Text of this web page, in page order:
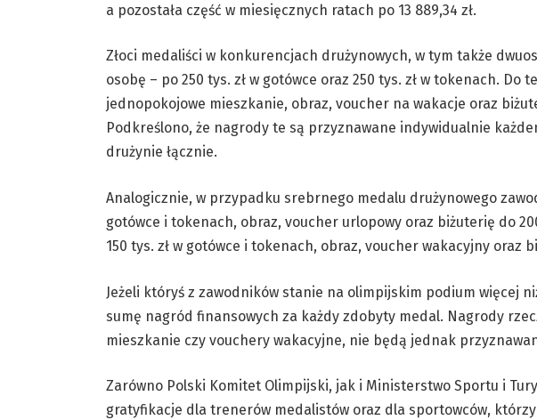
a pozostała część w miesięcznych ratach po 13 889,34 zł.
Złoci medaliści w konkurencjach drużynowych, w tym także
osobę – po 250 tys. zł w gotówce oraz 250 tys. zł w tokenach. Do
jednopokojowe mieszkanie, obraz, voucher na wakacje oraz
Podkreślono, że nagrody te są przyznawane indywidualnie
drużynie łącznie.
Analogicznie, w przypadku srebrnego medalu drużynowego
gotówce i tokenach, obraz, voucher urlopowy oraz biżuterię do
150 tys. zł w gotówce i tokenach, obraz, voucher wakacyjny oraz
Jeżeli któryś z zawodników stanie na olimpijskim podium więcej
sumę nagród finansowych za każdy zdobyty medal. Nagrody
mieszkanie czy vouchery wakacyjne, nie będą jednak
Zarówno Polski Komitet Olimpijski, jak i Ministerstwo Sportu i
gratyfikacje dla trenerów medalistów oraz dla sportowców,